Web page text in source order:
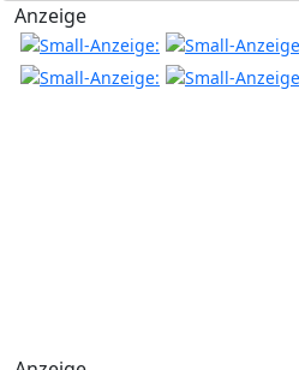
Anzeige